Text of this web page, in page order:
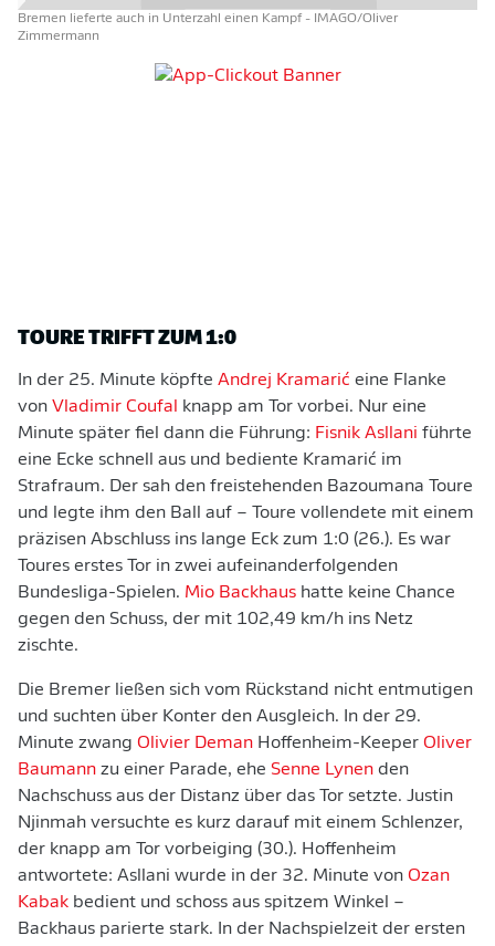
Bremen lieferte auch in Unterzahl einen Kampf - IMAGO/Oliver
Zimmermann
TOURE TRIFFT ZUM 1:0
In der 25. Minute köpfte Andrej Kramarić eine Flanke
von Vladimir Coufal
knapp am Tor vorbei. Nur eine
Minute später fiel dann die Führung: Fisnik Asllani führte
eine Ecke schnell aus und bediente Kramarić im
Strafraum. Der sah den freistehenden Bazoumana Toure
und legte ihm den Ball auf – Toure vollendete mit einem
präzisen Abschluss ins lange Eck zum 1:0 (26.). Es war
Toures erstes Tor in zwei aufeinanderfolgenden
Bundesliga-Spielen. Mio Backhaus hatte keine Chance
gegen den Schuss, der mit 102,49 km/h ins Netz
zischte.
Die Bremer ließen sich vom Rückstand nicht entmutigen
und suchten über Konter den Ausgleich. In der 29.
Minute zwang Olivier Deman Hoffenheim-Keeper Oliver
Baumann zu einer Parade, ehe Senne Lynen den
Nachschuss aus der Distanz über das Tor setzte. Justin
Njinmah versuchte es kurz darauf mit einem Schlenzer,
der knapp am Tor vorbeiging (30.). Hoffenheim
antwortete: Asllani wurde in der 32. Minute von Ozan
Kabak bedient und schoss aus spitzem Winkel –
Backhaus parierte stark. In der Nachspielzeit der ersten